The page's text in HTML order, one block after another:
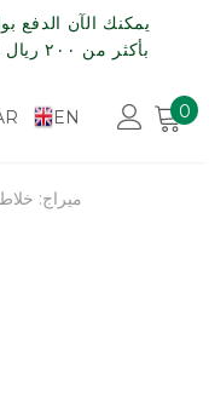
يمكنك الآن
بأكثر من ٢٠٠ ريال عند الدفع بـ مدى / البطاقة الائتمانية
EN 0
ميراج: